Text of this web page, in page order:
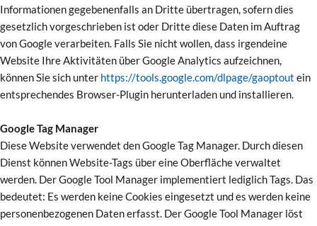
Informationen gegebenenfalls an Dritte übertragen, sofern dies
gesetzlich vorgeschrieben ist oder Dritte diese Daten im Auftrag
von Google verarbeiten. Falls Sie nicht wollen, dass irgendeine
Website Ihre Aktivitäten über Google Analytics aufzeichnen,
können Sie sich unter https://tools.google.com/dlpage/gaoptout ein
entsprechendes Browser-Plugin herunterladen und installieren.
Google Tag Manager
Diese Website verwendet den Google Tag Manager. Durch diesen
Dienst können Website-Tags über eine Oberfläche verwaltet
werden. Der Google Tool Manager implementiert lediglich Tags. Das
bedeutet: Es werden keine Cookies eingesetzt und es werden keine
personenbezogenen Daten erfasst. Der Google Tool Manager löst